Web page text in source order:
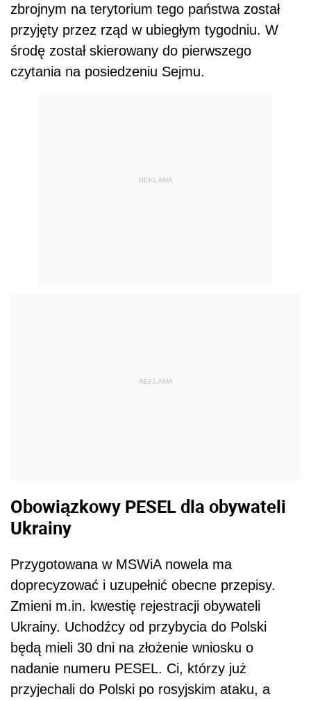
zbrojnym na terytorium tego państwa został
przyjęty przez rząd w ubiegłym tygodniu. W
środę został skierowany do pierwszego
czytania na posiedzeniu Sejmu.
REKLAMA
REKLAMA
Obowiązkowy PESEL dla obywateli
Ukrainy
Przygotowana w MSWiA nowela ma
doprecyzować i uzupełnić obecne przepisy.
Zmieni m.in. kwestię rejestracji obywateli
Ukrainy. Uchodźcy od przybycia do Polski
będą mieli 30 dni na złożenie wniosku o
nadanie numeru PESEL. Ci, którzy już
przyjechali do Polski po rosyjskim ataku, a